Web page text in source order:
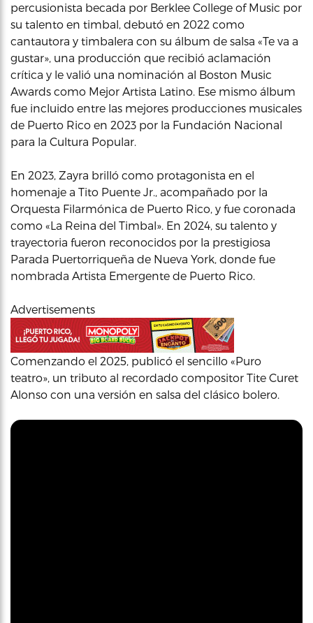
percusionista becada por Berklee College of Music por
su talento en timbal, debutó en 2022 como
cantautora y timbalera con su álbum de salsa «Te va a
gustar», una producción que recibió aclamación
crítica y le valió una nominación al Boston Music
Awards como Mejor Artista Latino. Ese mismo álbum
fue incluido entre las mejores producciones musicales
de Puerto Rico en 2023 por la Fundación Nacional
para la Cultura Popular.
En 2023, Zayra brilló como protagonista en el
homenaje a Tito Puente Jr., acompañado por la
Orquesta Filarmónica de Puerto Rico, y fue coronada
como «La Reina del Timbal». En 2024, su talento y
trayectoria fueron reconocidos por la prestigiosa
Parada Puertorriqueña de Nueva York, donde fue
nombrada Artista Emergente de Puerto Rico.
Advertisements
Comenzando el 2025, publicó el sencillo «Puro
teatro», un tributo al recordado compositor Tite Curet
Alonso con una versión en salsa del clásico bolero.